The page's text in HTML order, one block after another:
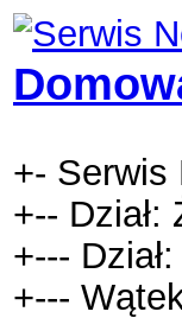
+- Serwis
+--
+---
+---